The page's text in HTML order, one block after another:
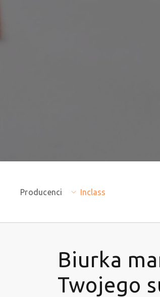
Producenci Inclass
Biurka
Twojego